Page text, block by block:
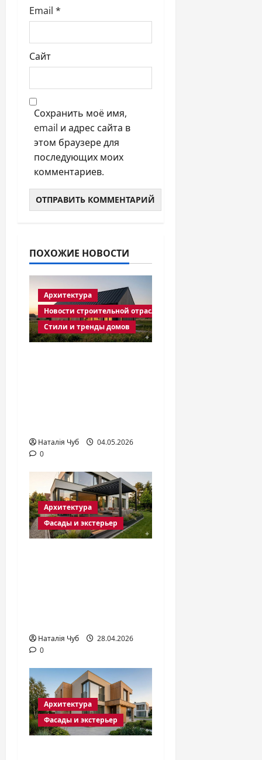
Email *
Сайт
Сохранить моё имя,
email и адрес сайта в
этом браузере для
последующих моих
комментариев.
ПОХОЖИЕ НОВОСТИ
Архитектура
Новости строительной отрасли
Стили и тренды домов
Наталія Чуб
04.05.2026
0
Архитектура
Фасады и экстерьер
Наталія Чуб
28.04.2026
0
Архитектура
Фасады и экстерьер